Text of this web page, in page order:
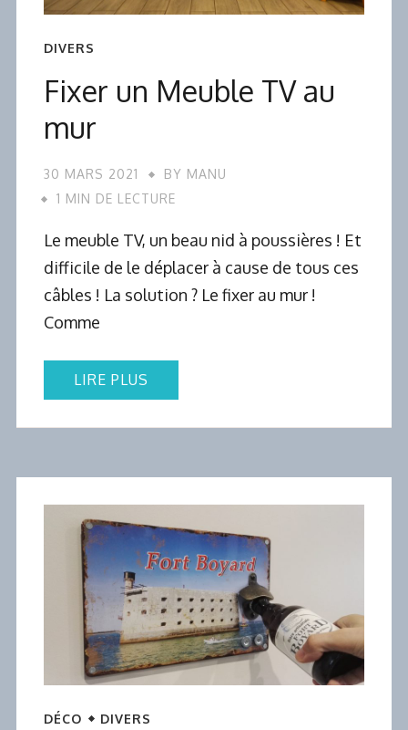
DIVERS
Fixer un Meuble TV au
mur
30 MARS 2021 BY MANU
1 MIN DE LECTURE
Le meuble TV, un beau nid à poussières ! Et
difficile de le déplacer à cause de tous ces
câbles ! La solution ? Le fixer au mur !
Comme
LIRE PLUS
DÉCO DIVERS